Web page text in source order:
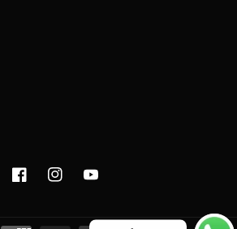
FacebookInstagramYouTube